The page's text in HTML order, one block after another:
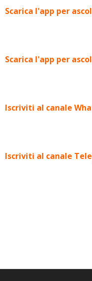
Scarica l'app per
Scarica l'app per
Iscriviti al canale
Iscriviti al canale